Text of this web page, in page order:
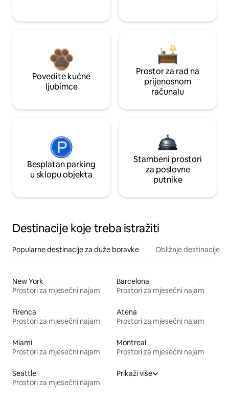
Povedite kućne
ljubimce
Prostor za rad na
prijenosnom
računalu
Besplatan parking
u sklopu objekta
Stambeni prostori
za poslovne
putnike
Destinacije koje treba istražiti
Popularne destinacije za duže boravke Obližnje destinacije
New York
Prostori za mjesečni najam
Barcelona
Prostori za mjesečni najam
Firenca
Prostori za mjesečni najam
Atena
Prostori za mjesečni najam
Miami
Prostori za mjesečni najam
Montreal
Prostori za mjesečni najam
Seattle
Prostori za mjesečni najam
Prikaži više